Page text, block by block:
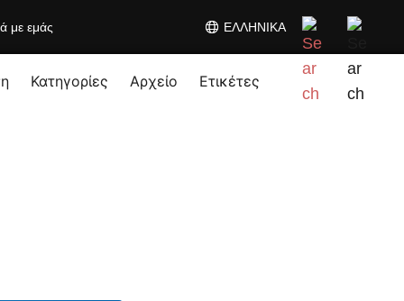
ΕΛΛΗΝΙΚΆ
με εμάς
Κατηγορίες Αρχείο Ετικέτες